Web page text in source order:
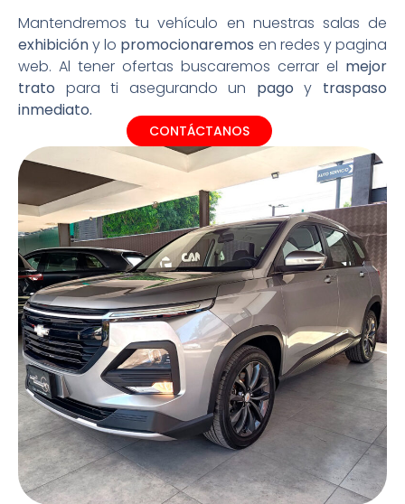
Mantendremos tu vehículo en nuestras salas de
exhibicióny lo promocionaremos en redes y pagina
web. Al tener ofertas buscaremos cerrar el mejor
trato para ti asegurando un pago y traspaso
inmediato.
CONTÁCTANOS